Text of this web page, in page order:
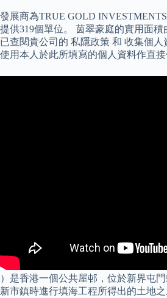
發展商為TRUE GOLD
提供319個單位。 茵翠豪庭的實用面積
已查閱貴公司的 私隱政策 和 收集個人
使用本人於此所填寫的個人資料作直接
）是香港一個公共屋邨，位於新界屯
新市鎮時進行填海工程所得出的土地